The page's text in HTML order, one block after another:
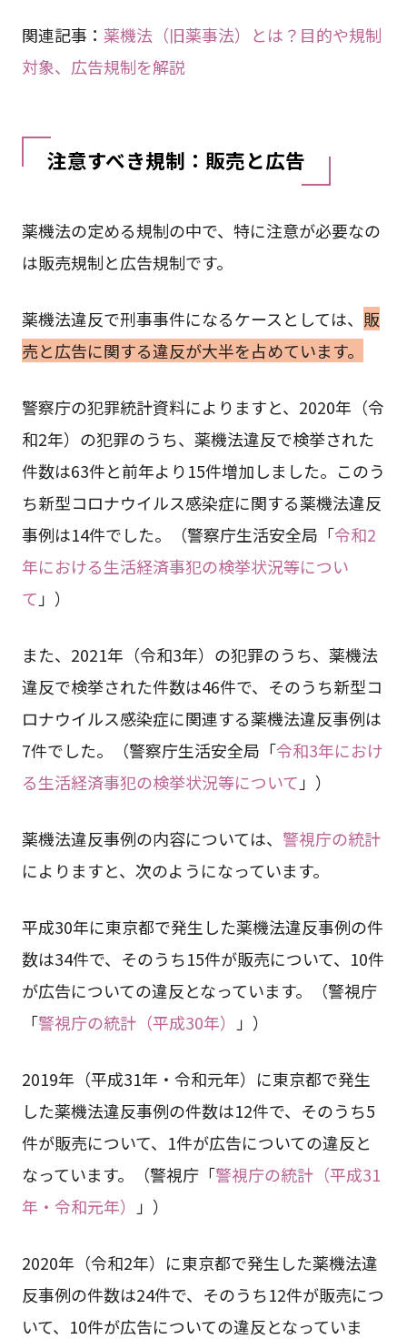
関連記事： 薬機法（旧薬事法）とは？目的や規制
対象、広告規制を解説
注意すべき規制：販売と広告
薬機法の定める規制の中で、特に注意が必要なの
は販売規制と広告規制です。
薬機法違反で刑事事件になるケースとしては、 販
売と広告に関する違反が大半を占めています。
警察庁の犯罪統計資料によりますと、2020年（令
和2年）の犯罪のうち、薬機法違反で検挙された
件数は63件と前年より15件増加しました。このう
ち新型コロナウイルス感染症に関する薬機法違反
事例は14件でした。（警察庁生活安全局「令和2
年における生活経済事犯の検挙状況等につい
て 」）
また、2021年（令和3年）の犯罪のうち、薬機法
違反で検挙された件数は46件で、そのうち新型コ
ロナウイルス感染症に関連する薬機法違反事例は
7件でした。（警察庁生活安全局「令和3年におけ
る生活経済事犯の検挙状況等について 」）
薬機法違反事例の内容については、 警視庁の統計
によりますと、次のようになっています。
平成30年に東京都で発生した薬機法違反事例の件
数は34件で、そのうち15件が販売について、10件
が広告についての違反となっています。（警視庁
「警視庁の統計（平成30年） 」）
2019年（平成31年・令和元年）に東京都で発生
した薬機法違反事例の件数は12件で、そのうち5
件が販売について、1件が広告についての違反と
なっています。（警視庁「警視庁の統計（平成31
年・令和元年）
」）
2020年（令和2年）に東京都で発生した薬機法違
反事例の件数は24件で、そのうち12件が販売につ
いて、10件が広告についての違反となっていま